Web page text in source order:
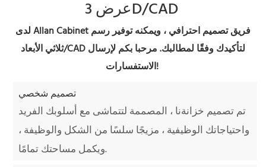
عرض 3D/CAD
لدى Allan Cabinet فريق تصميم احترافي ، ويمكنه توفير رسم
ثلاثي الأبعاد/CAD لتأكيدك وفقًا لمطالبك. مرحبا بكم لإرسال
الاستفسارات!
تصميم شخصي
تم تصميم خزانةنا ، المصممة لتتماشى مع أسلوبك الفريد
واحتياجاتك الوظيفية ، مزيجًا سلسًا من الشكل والوظيفة ،
ويكمل مساحتك تمامًا.